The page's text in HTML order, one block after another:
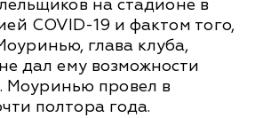
на стадионе в
COVID-19 и фактом того,
глава клуба,
дал ему возможности
Моуринью провел в
полтора года.